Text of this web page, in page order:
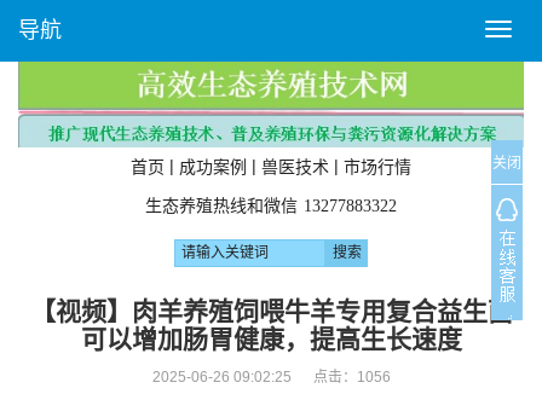
T
o
g
l
e
n
a
v
i
g
a
导航
首页 | 成功案例 | 兽医技术 | 市场行情
生态养殖热线和微信 13277883322
【视频】肉羊养殖饲喂牛羊专用复合益生菌
可以增加肠胃健康，提高生长速度
2025-06-26 09:02:25 点击： 1056
关闭